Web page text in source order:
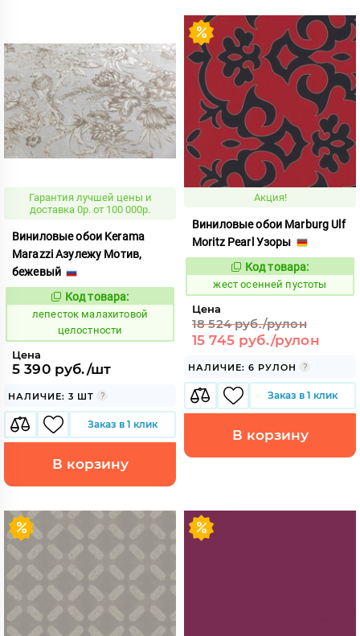
Гарантия лучшей цены и
доставка 0р. от 100 000р.
Виниловые обои Kerama
Marazzi Азулежу Мотив,
бежевый
Код:
865993
Код товара:
лепесток малахитовой
целостности
Цена
5 390 руб./шт
НАЛИЧИЕ: 3 ШТ
Заказ в 1 клик
В корзину
Акция!
Виниловые обои Marburg Ulf
Moritz Pearl Узоры
Код:
383449
Код товара:
жест осенней пустоты
Цена
18 524 руб./рулон
15 745 руб./рулон
НАЛИЧИЕ: 6 РУЛОН
Заказ в 1 клик
В корзину